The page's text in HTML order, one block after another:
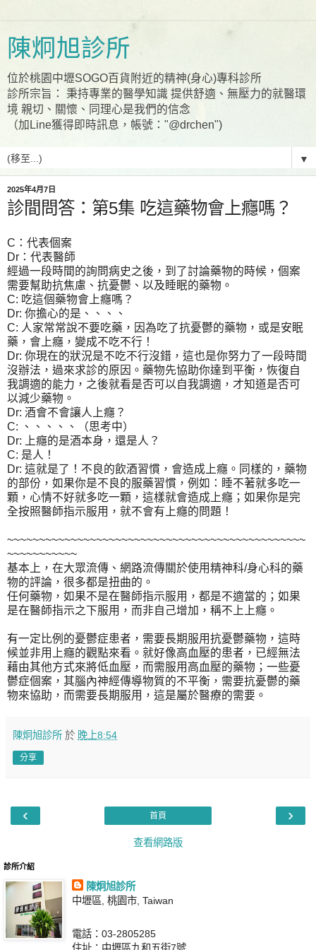
陳炯旭診所
位於桃園中壢SOGO百貨附近的精神(身心)專科診所
診所宗旨： 秉持專業的醫學知識 提供舒適、無壓力的就醫環
境 親切、關懷、同理心是我們的信念
（加Line獲得即時訊息，帳號："@drchen")
▼
2025年4月7日
診間問答：第5集 吃這藥物會上癮嗎？
C：代表個案
Dr：代表醫師
經過一段時間的詢問病史之後，到了討論藥物的時候，個案
需要幫助抗焦慮、抗憂鬱、以及睡眠的藥物。
C: 吃這個藥物會上癮嗎？
Dr: 你擔心的是、、、、
C: 人家常常說不要吃藥，因為吃了抗憂鬱的藥物，或是安眠
藥，會上癮，變成不吃不行！
Dr: 你現在的狀況是不吃不行沒錯，這也是你努力了一段時間
沒辦法，過來求診的原因。藥物先協助你達到平衡，恢復自
我調適的能力，之後就看是否可以自我調適，才知道是否可
以減少藥物。
Dr: 酒會不會讓人上癮？
C: 、、、、、（思考中）
Dr: 上癮的是酒本身，還是人？
C: 是人！
Dr: 這就是了！不良的飲酒習慣，會造成上癮。同樣的，藥物
的部份，如果你是不良的服藥習慣，例如：睡不著就多吃一
顆，心情不好就多吃一顆，這樣就會造成上癮；如果你是完
全按照醫師指示服用，就不會有上癮的問題！
~~~~~~~~~~~~~~~~~~~~~~~~~~~~~~~~~~~~~~~~~~~~~~~
~~~~~~~~~~~
基本上，在大眾流傳、網路流傳關於使用精神科/身心科的藥
物的評論，很多都是扭曲的。
任何藥物，如果不是在醫師指示服用，都是不適當的；如果
是在醫師指示之下服用，而非自己增加，稱不上上癮。
有一定比例的憂鬱症患者，需要長期服用抗憂鬱藥物，這時
候並非用上癮的觀點來看。就好像高血壓的患者，已經無法
藉由其他方式來將低血壓，而需服用高血壓的藥物；一些憂
鬱症個案，其腦內神經傳導物質的不平衡，需要抗憂鬱的藥
物來協助，而需要長期服用，這是屬於醫療的需要。
陳炯旭診所 於 晚上8:54
分享
‹ ›
首頁
查看網路版
診所介紹
陳炯旭診所
中壢區, 桃園市, Taiwan
電話：03-2805285